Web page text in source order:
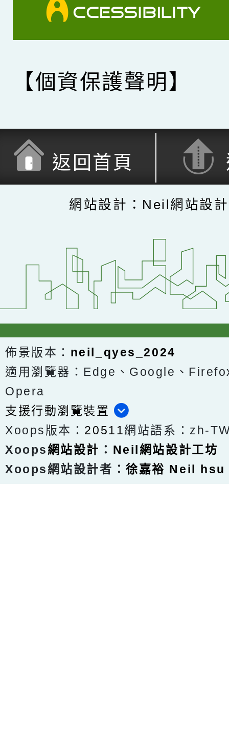
【個資保護聲明】
返回首頁
網站設計：Neil網站設
佈景版本： neil_qyes_2024
適用瀏覽器：Edge、Google、
Opera
支援行動瀏覽裝置
Xoops版本： 20511網站語系：zh-
Xoops網站設計 ： Neil網站設計工坊
Xoops網站設計者：徐嘉裕 Neil hsu